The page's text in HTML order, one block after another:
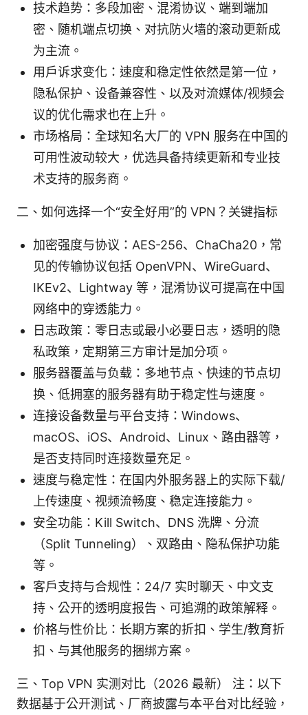
技术趋势：多段加密、混淆协议、端到端加
密、随机端点切换、对抗防火墙的滚动更新成
为主流。
用户诉求变化：速度和稳定性依然是第一位，
隐私保护、设备兼容性、以及对流媒体/视频会
议的优化需求也在上升。
市场格局：全球知名大厂的 VPN 服务在中国的
可用性波动较大，优选具备持续更新和专业技
术支持的服务商。
二、如何选择一个“安全好用”的 VPN？关键指标
加密强度与协议：AES-256、ChaCha20，常
见的传输协议包括 OpenVPN、WireGuard、
IKEv2、Lightway 等，混淆协议可提高在中国
网络中的穿透能力。
日志政策：零日志或最小必要日志，透明的隐
私政策，定期第三方审计是加分项。
服务器覆盖与负载：多地节点、快速的节点切
换、低拥塞的服务器有助于稳定性与速度。
连接设备数量与平台支持：Windows、
macOS、iOS、Android、Linux、路由器等，
是否支持同时连接数量充足。
速度与稳定性：在国内外服务器上的实际下载/
上传速度、视频流畅度、稳定连接能力。
安全功能：Kill Switch、DNS 洗牌、分流
（Split Tunneling）、双路由、隐私保护功能
等。
客户支持与合规性：24/7 实时聊天、中文支
持、公开的透明度报告、可追溯的政策解释。
价格与性价比：长期方案的折扣、学生/教育折
扣、与其他服务的捆绑方案。
三、Top VPN 实测对比（2026 最新） 注：以下
数据基于公开测试、厂商披露与本平台对比经验，